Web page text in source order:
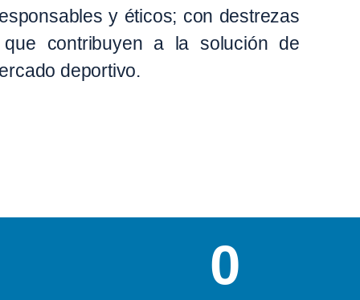
y éticos; con destrezas
contribuyen a la solución de
deportivo.
0